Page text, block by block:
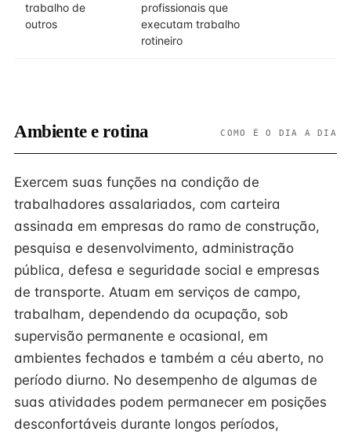
trabalho de
outros
profissionais que
executam trabalho
rotineiro
Ambiente e rotina COMO É O DIA A DIA
Exercem suas funções na condição de
trabalhadores assalariados, com carteira
assinada em empresas do ramo de construção,
pesquisa e desenvolvimento, administração
pública, defesa e seguridade social e empresas
de transporte. Atuam em serviços de campo,
trabalham, dependendo da ocupação, sob
supervisão permanente e ocasional, em
ambientes fechados e também a céu aberto, no
período diurno. No desempenho de algumas de
suas atividades podem permanecer em posições
desconfortáveis durante longos períodos,